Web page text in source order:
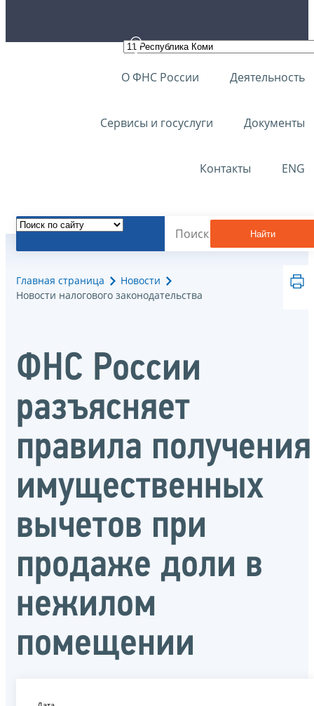
О ФНС России Деятельность
Сервисы и госуслуги Документы
Контакты ENG
Найти
Главная страница
Новости
Новости налогового законодательства
ФНС России
разъясняет
правила получения
имущественных
вычетов при
продаже доли в
нежилом
помещении